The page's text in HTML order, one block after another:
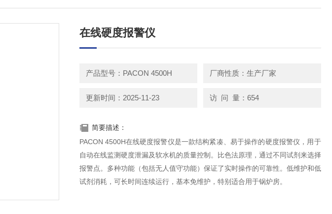
在线硬度报警仪
产品型号：PACON 4500H 厂商性质：生产厂家
更新时间：2025-11-23 访 问 量：654
简要描述：
PACON 4500H在线硬度报警仪是一款结构紧凑、易于操作的硬度报警仪，用于
自动在线监测硬度泄漏及软水机的质量控制。比色法原理，通过不同试剂来选择
报警点。多种功能（包括无人值守功能）保证了实时操作的可靠性。低维护和低
试剂消耗，可长时间连续运行，基本免维护，特别适合用于锅炉房。